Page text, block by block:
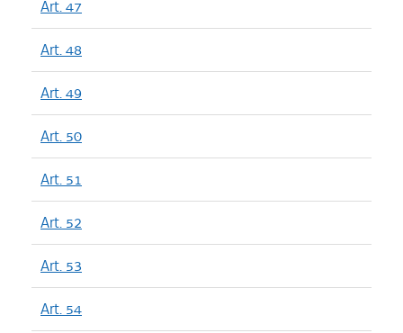
Art. 47
Art. 48
Art. 49
Art. 50
Art. 51
Art. 52
Art. 53
Art. 54